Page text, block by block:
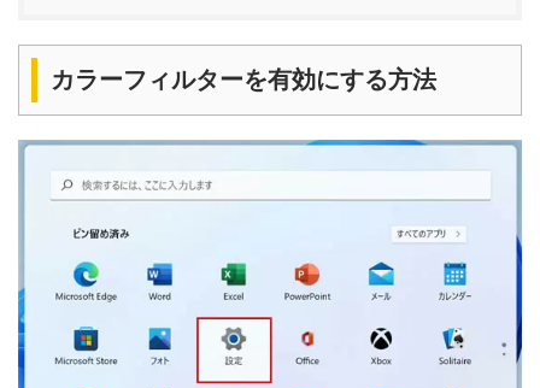
カラーフィルターを有効にする方法